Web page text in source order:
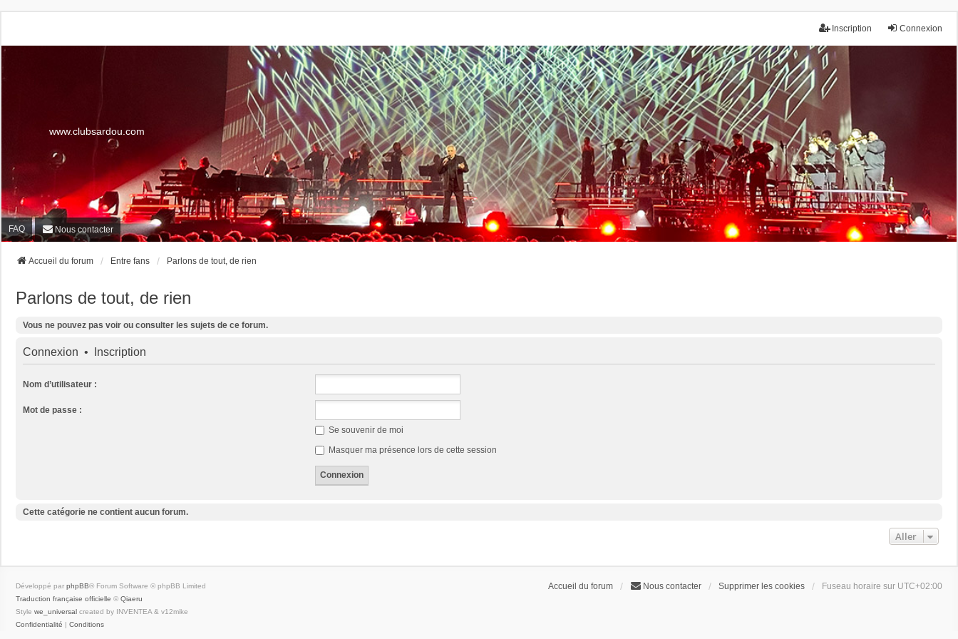
Connexion
Inscription
www.clubsardou.com
FAQ Nous contacter
Accueil du forum Entre fans Parlons de tout, de rien
Parlons de tout, de rien
Vous ne pouvez pas voir ou consulter les sujets de ce forum.
Connexion • Inscription
Nom d’utilisateur :
Mot de passe :
Se souvenir de moi
Masquer ma présence lors de cette session
Cette catégorie ne contient aucun forum.
Aller
Accueil du forum Nous contacter Supprimer les cookies Fuseau horaire sur UTC+02:00
Développé par phpBB® Forum Software © phpBB Limited
Traduction française officielle © Qiaeru
Style we_universal created by INVENTEA & v12mike
Confidentialité | Conditions